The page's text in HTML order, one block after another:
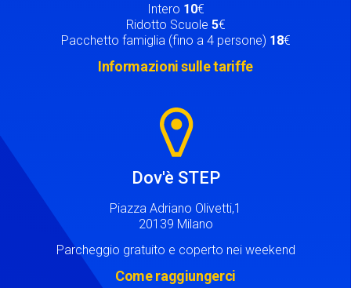
Intero 10€
Ridotto Scuole 5€
Pacchetto famiglia (fino a 4 persone) 18€
Informazioni sulle tariffe
Dov'è STEP
Piazza Adriano Olivetti,1
20139 Milano
Parcheggio gratuito e coperto nei weekend
Come raggiungerci